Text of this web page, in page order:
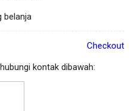
belanja
Checkout
kontak dibawah: